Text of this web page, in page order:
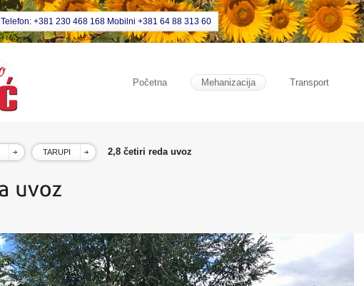
Telefon: +381 230 468 168 Mobilni +381 64 88 313 60
Početna Mehanizacija Transport
TARUPI 2,8 četiri reda uvoz